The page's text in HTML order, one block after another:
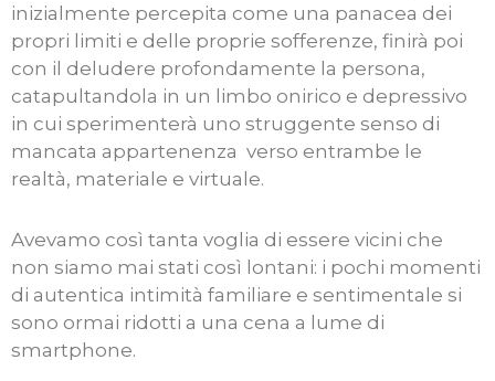
inizialmente percepita come una panacea dei
propri limiti e delle proprie sofferenze, finirà poi
con il deludere profondamente la persona,
catapultandola in un limbo onirico e depressivo
in cui sperimenterà uno struggente senso di
mancata appartenenza verso entrambe le
realtà, materiale e virtuale.
Avevamo così tanta voglia di essere vicini che
non siamo mai stati così lontani: i pochi momenti
di autentica intimità familiare e sentimentale si
sono ormai ridotti a una cena a lume di
smartphone.